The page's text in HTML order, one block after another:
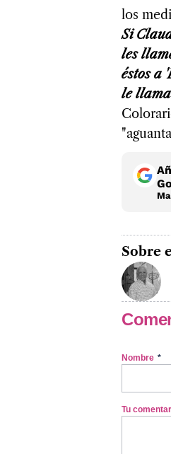
los
Si
les
éstos a
le
Sobre
Nombre *
Tu